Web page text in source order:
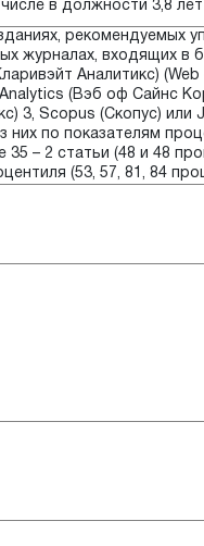
в должности 3,8 лет
рекомендуемых
журналах, входящих в
Аналитикс)
(Вэб оф Сайнс
3, Scopus (Скопус)
них по показателям
35 – 2 статьи (48 и 48
(53, 57, 81, 84